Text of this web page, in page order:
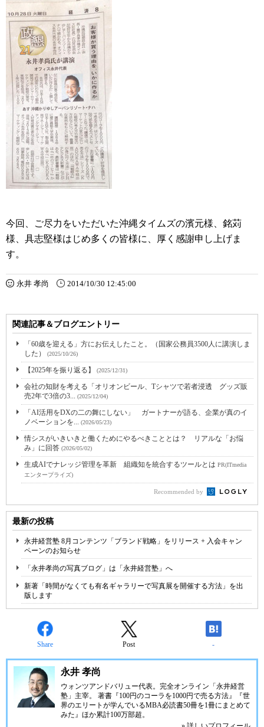
今回、ご尽力をいただいた沖縄タイムズの濱元様、銘苅
様、具志堅様はじめ多くの皆様に、厚く感謝申し上げま
す。
永井 孝尚 2014/10/30 12:45:00
関連記事＆ブログエントリー
「60歳を迎える」方にお伝えしたこと。（国家公務員3500人に講演しま
した）
(2025/10/26)
【2025年を振り返る】 (2025/12/31)
会社の知財を考える「オリオンビール、Tシャツで若者浸透 グッズ販
売2年で3倍の3...
(2025/12/04)
「AI活用をDXの二の舞にしない」 ガートナーが語る、企業が真のイ
ノベーションを...
(2026/05/23)
情シスがいきいきと働くためにやるべきこととは？ リアルな「お悩
み」に回答 (2026/05/02)
生成AIでナレッジ管理を革新 組織知を統合するツールとは PR(ITmedia
エンタープライズ)
Recommended by
最新の投稿
永井経営塾 8月コンテンツ「ブランド戦略」をリリース + 入会キャン
ペーンのお知らせ
「永井孝尚の写真ブログ」は「永井経営塾」へ
新著「時間がなくても有名ギャラリーで写真展を開催する方法」を出
版します
Share Post -
永井 孝尚
ウォンツアンドバリュー代表。完全オンライン「永井経営
塾」主宰。 著書『100円のコーラを1000円で売る方法』『世
界のエリートが学んでいるMBA必読書50冊を1冊にまとめて
みた』ほか累計100万部超。